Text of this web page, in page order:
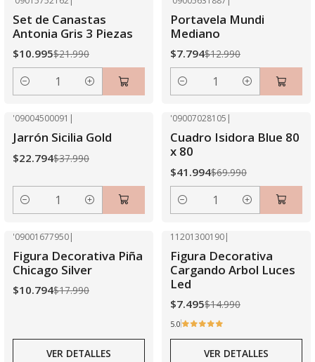
Set de Canastas
Antonia Gris 3 Piezas
$10.995$21.990
Cantidad
Portavela Mundi
Mediano
$7.794$12.990
Cantidad
'09004500091 |
Jarrón Sicilia Gold
$22.794$37.990
Cantidad
'09007028105 |
Cuadro Isidora Blue 80
x 80
$41.994$69.990
Cantidad
Agotado
'09001677950|
Figura Decorativa Piña
Chicago Silver
$10.794$17.990
VER DETALLES
Agotado
11201300190|
Figura Decorativa
Cargando Arbol Luces
Led
$7.495$14.990
5.0
VER DETALLES